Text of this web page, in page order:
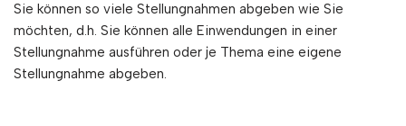
Sie können so viele Stellungnahmen abgeben wie Sie
möchten, d.h. Sie können alle Einwendungen in einer
Stellungnahme ausführen oder je Thema eine eigene
Stellungnahme abgeben.